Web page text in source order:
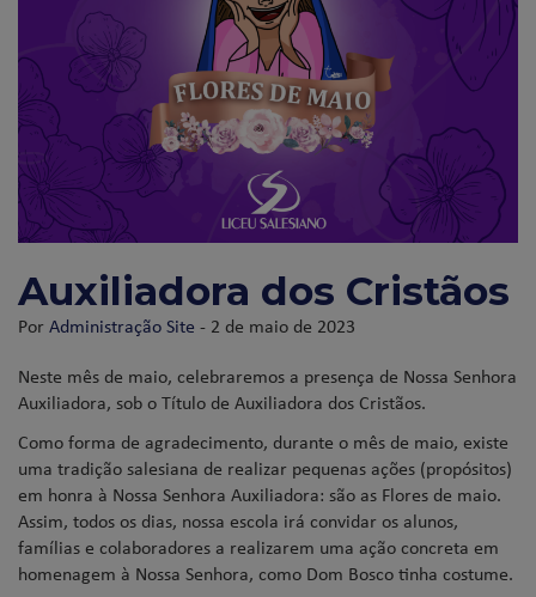
Auxiliadora dos Cristãos
PorAdministração Site - 2 de maio de 2023
Neste mês de maio, celebraremos a presença de Nossa Senhora
Auxiliadora, sob o Título de Auxiliadora dos Cristãos.
Como forma de agradecimento, durante o mês de maio, existe
uma tradição salesiana de realizar pequenas ações (propósitos)
em honra à Nossa Senhora Auxiliadora: são as Flores de maio.
Assim, todos os dias, nossa escola irá convidar os alunos,
famílias e colaboradores a realizarem uma ação concreta em
homenagem à Nossa Senhora, como Dom Bosco tinha costume.